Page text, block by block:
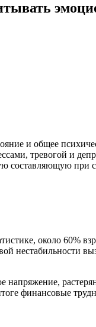
и общее
тревогой и
составляющую при
около 60%
нестабильности
финансовые